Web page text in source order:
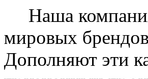
Наша компания
мировых
Дополняют эти